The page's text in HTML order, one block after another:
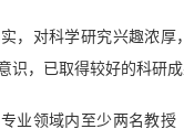
实，对科学研究兴趣浓
识，已取得较好的科研成
专业领域内至少两名教